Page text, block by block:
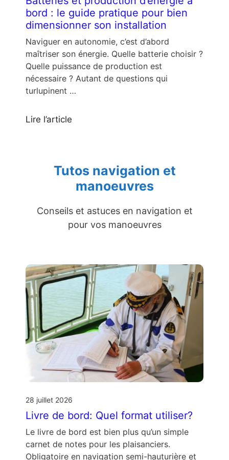
bord : le guide pratique pour bien
dimensionner son installation
Naviguer en autonomie, c’est d’abord
maîtriser son énergie. Quelle batterie choisir ?
Quelle puissance de production est
nécessaire ? Autant de questions qui
turlupinent …
Lire l’article
Tutos navigation et
manoeuvres
Conseils et astuces en navigation et
pour vos manoeuvres
28 juillet 2026
Livre de bord: Quel format utiliser?
Le livre de bord est bien plus qu’un simple
carnet de notes pour les plaisanciers.
Obligatoire en navigation semi-hauturière et